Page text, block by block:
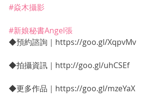
#焱木攝影
#新娘秘書Angel張
◆預約諮詢｜https://goo.gl/XqpvMv
◆拍攝資訊｜http://goo.gl/uhCSEf
◆更多作品｜https://goo.gl/mzeYaX